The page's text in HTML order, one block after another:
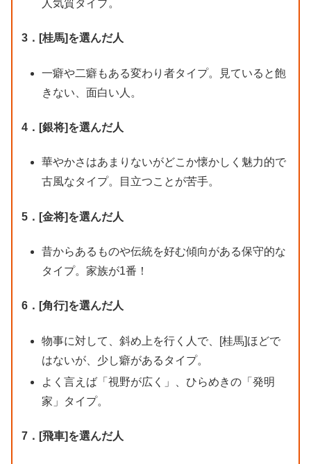
人気質タイプ。
3．[桂馬]を選んだ人
一癖や二癖もある変わり者タイプ。見ていると飽
きない、面白い人。
4．[銀将]を選んだ人
華やかさはあまりないがどこか懐かしく魅力的で
古風なタイプ。目立つことが苦手。
5．[金将]を選んだ人
昔からあるものや伝統を好む傾向がある保守的な
タイプ。家族が1番！
6．[角行]を選んだ人
物事に対して、斜め上を行く人で、[桂馬]ほどで
はないが、少し癖があるタイプ。
よく言えば「視野が広く」、ひらめきの「発明
家」タイプ。
7．[飛車]を選んだ人